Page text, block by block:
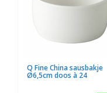
Q Fine China sausbakje
Ø6,5cm doos à 24